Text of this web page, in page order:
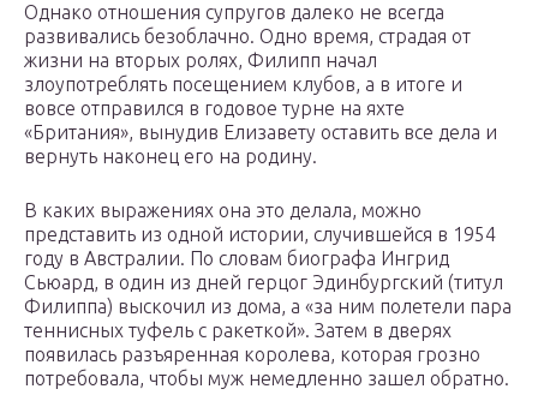
Однако отношения супругов далеко не всегда
развивались безоблачно. Одно время, страдая от
жизни на вторых ролях, Филипп начал
злоупотреблять посещением клубов, а в итоге и
вовсе отправился в годовое турне на яхте
«Британия», вынудив Елизавету оставить все дела и
вернуть наконец его на родину.
В каких выражениях она это делала, можно
представить из одной истории, случившейся в 1954
году в Австралии. По словам биографа Ингрид
Сьюард, в один из дней герцог Эдинбургский (титул
Филиппа) выскочил из дома, а «за ним полетели пара
теннисных туфель с ракеткой». Затем в дверях
появилась разъяренная королева, которая грозно
потребовала, чтобы муж немедленно зашел обратно.